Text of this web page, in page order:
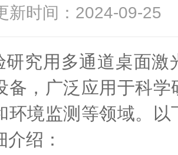
新时间：2024-09-
研究用多通道桌面激
备，广泛应用于科
环境监测等领域。
介绍：